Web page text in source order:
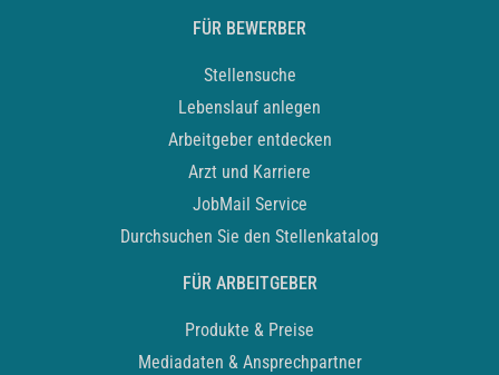
FÜR BEWERBER
Stellensuche
Lebenslauf anlegen
Arbeitgeber entdecken
Arzt und Karriere
JobMail Service
Durchsuchen Sie den Stellenkatalog
FÜR ARBEITGEBER
Produkte & Preise
Mediadaten & Ansprechpartner